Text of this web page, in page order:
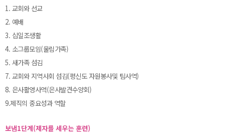
1. 교회와 선교
2. 예배
3. 십일조생활
4. 소그룹모임(울림가족)
5. 새가족 섬김
7. 교회와 지역사회 섬김(평신도 자원봉사및 팀사역)
8. 은사활영사역(은사발견수양회)
9.제직의 중요성과 역할
보냄1단계(제자를 세우는 훈련)